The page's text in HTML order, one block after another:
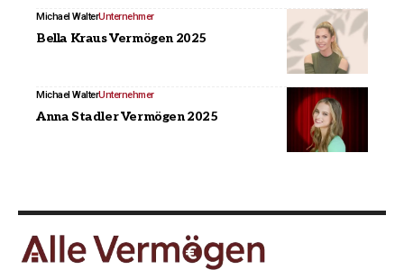
Michael WalterUnternehmer
Bella Kraus Vermögen 2025
Michael WalterUnternehmer
Anna Stadler Vermögen 2025